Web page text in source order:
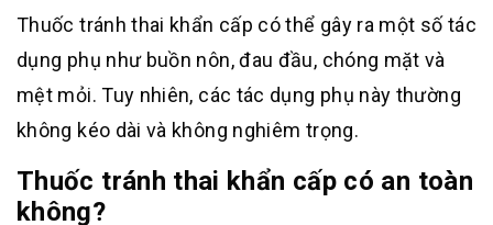
Thuốc tránh thai khẩn cấp có thể gây ra một số tác
dụng phụ như buồn nôn, đau đầu, chóng mặt và
mệt mỏi. Tuy nhiên, các tác dụng phụ này thường
không kéo dài và không nghiêm trọng.
Thuốc tránh thai khẩn cấp có an toàn
không?